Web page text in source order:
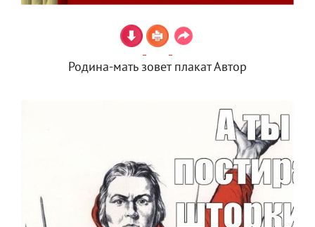
Родина-мать зовет плакат Автор